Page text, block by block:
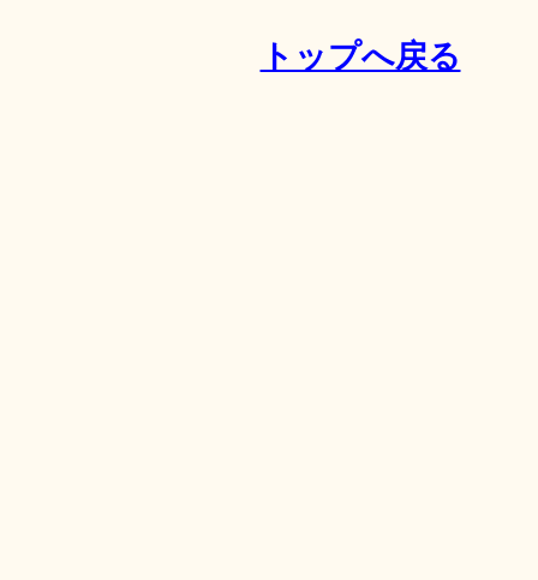
トップへ戻る